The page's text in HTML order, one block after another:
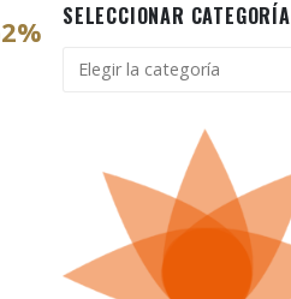
SELECCIONAR CATEGORÍA
Seleccionar
categoría